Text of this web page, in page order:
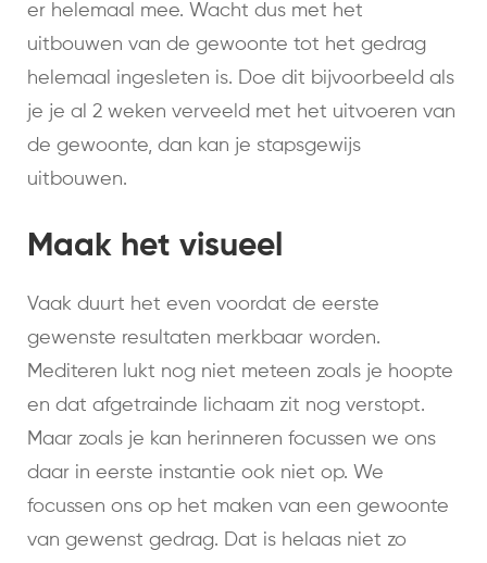
er helemaal mee. Wacht dus met het
uitbouwen van de gewoonte tot het gedrag
helemaal ingesleten is. Doe dit bijvoorbeeld als
je je al 2 weken verveeld met het uitvoeren van
de gewoonte, dan kan je stapsgewijs
uitbouwen.
Maak het visueel
Vaak duurt het even voordat de eerste
gewenste resultaten merkbaar worden.
Mediteren lukt nog niet meteen zoals je hoopte
en dat afgetrainde lichaam zit nog verstopt.
Maar zoals je kan herinneren focussen we ons
daar in eerste instantie ook niet op. We
focussen ons op het maken van een gewoonte
van gewenst gedrag. Dat is helaas niet zo